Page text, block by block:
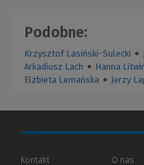
Podobne:
Krzysztof Lasiński-Sulecki ●
Arkadiusz Lach ● Hanna
Elżbieta Lemańska ● Jerzy
Kontakt
O nas